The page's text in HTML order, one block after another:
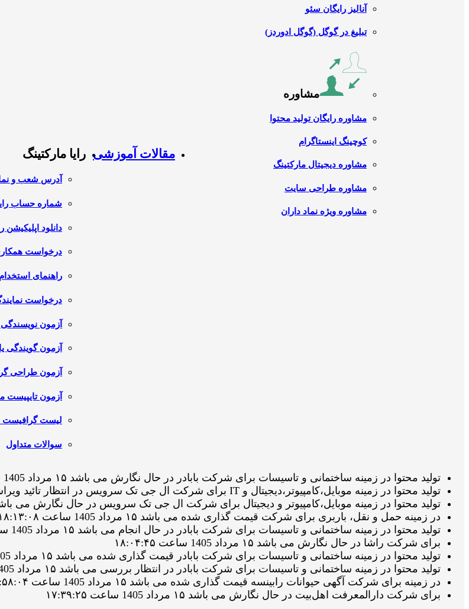
آنالیز رایگان سئو
تبلیغ در گوگل (گوگل ادوردز)
مشاوره
مشاوره رایگان تولید محتوا
کوچینگ اینستاگرام
مشاوره دیجیتال مارکتینگ
مشاوره طراحی سایت
مشاوره ویژه نماد داران
مقالات آموزشی رایا مارکتینگ
آدرس شعب و
شماره حساب
دانلود اپلیکیشن
درخواست
راهنمای
درخواست
آزمون نویسندگی
آزمون گویندگی
آزمون طراحی
آزمون تایپیست
لیست گرافیست
سوالات متداول
تولید محتوا در زمینه ساختمانی و تاسیسات برای شرکت بابادر در حال نگارش می باشد ۱۵ مرداد 1405 ساعت ۱۹:۱۸:۳۲
تولید محتوا در زمینه موبایل،کامپیوتر،دیجیتال و IT برای شرکت ال جی تک سرویس در انتظار تائید ویراستار می باشد ۱۵ مرداد 1405 ساعت ۱۸:۳۳:۳۵
تولید محتوا در زمینه موبایل،کامپیوتر و دیجیتال برای شرکت ال جی تک سرویس در حال نگارش می باشد ۱۵ مرداد 1405 ساعت
در زمینه حمل و نقل، باربری برای شرکت قیمت گذاری شده می باشد ۱۵ مرداد 1405 ساعت ۱۸:۱۳:۰۸
تولید محتوا در زمینه ساختمانی و تاسیسات برای شرکت بابادر در حال انجام می باشد ۱۵ مرداد 1405 ساعت ۱۸:۰۸:۵۰
برای شرکت راشا در حال نگارش می باشد ۱۵ مرداد 1405 ساعت ۱۸:۰۴:۴۵
تولید محتوا در زمینه ساختمانی و تاسیسات برای شرکت بابادر قیمت گذاری شده می باشد ۱۵ مرداد 1405 ساعت ۱۸:۰۳:۲۵
تولید محتوا در زمینه ساختمانی و تاسیسات برای شرکت بابادر در انتظار بررسی می باشد ۱۵ مرداد 1405 ساعت ۱۸:۰۳:۲۵
در زمینه برای شرکت آگهی حیوانات رابینسه قیمت گذاری شده می باشد ۱۵ مرداد 1405 ساعت ۱۷:۵۸:۰۴
برای شرکت دارالمعرفت اهل‌بیت در حال نگارش می باشد ۱۵ مرداد 1405 ساعت ۱۷:۳۹:۲۵